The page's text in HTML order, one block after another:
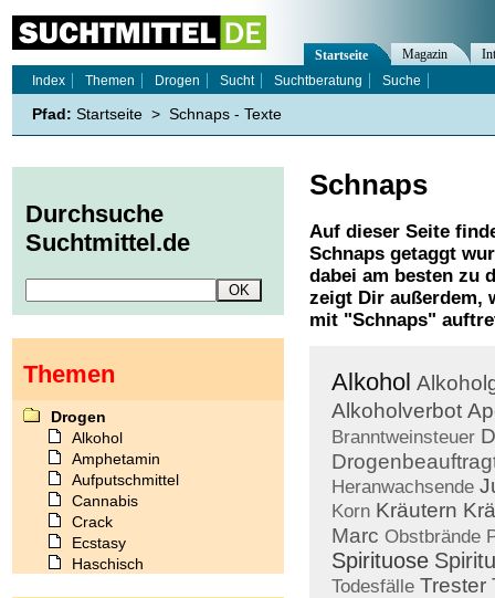
Schnaps
Auf dieser Seite
Schnaps getaggt
dabei am besten zu
zeigt Dir außerdem,
mit "Schnaps"
Alkohol
Alkoholverbot
Branntweinsteuer
Heranwachsende
Korn Kräutern
Marc Obstbrände
Spirituose
Todesfälle Trester
Startseite Magazin
Index
Themen Drogen Sucht Suchtberatung Suche
Pfad: Startseite > Schnaps - Texte
Durchsuche
Suchtmittel.de
Themen
Drogen
Alkohol
Amphetamin
Aufputschmittel
Cannabis
Crack
Ecstasy
Haschisch